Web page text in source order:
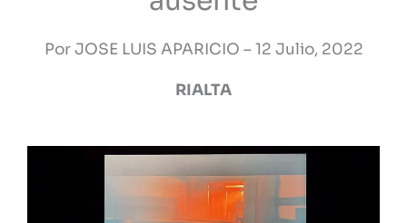
Por JOSE LUIS APARICIO – 12 Julio, 2022
RIALTA